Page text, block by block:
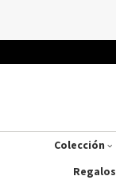
Colección
Regalos